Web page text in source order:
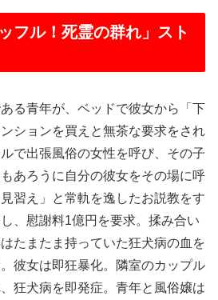
フル！死霊の群れ」スト
る青年が、ベッドで彼女から「下
ションを買えと無茶な要求をされ
で出張風俗の女性を呼び、その子
あろうに自分の彼女をその場に呼
習え」と常軌を逸したお説教をす
、慰謝料1億円を要求。揉み合い
たまたま持っていた狂犬病の血を
彼女は即狂暴化。隣室のカップル
狂犬病を即発症。青年と風俗嬢は